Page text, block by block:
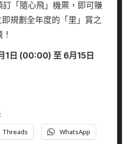
「隨心飛」機票，即可賺
規劃全年度的「里」賞之
1日 (00:00) 至 6月15日
Threads WhatsApp